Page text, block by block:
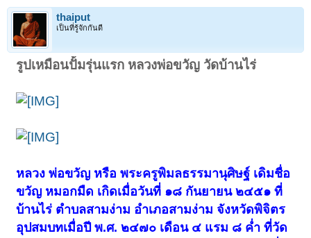
thaiput
เป็นที่รู้จักกันดี
รูปเหมือนปั้มรุ่นแรก หลวงพ่อขวัญ วัดบ้านไร่
หลวง พ่อขวัญ หรือ พระครูพิมลธรรมานุศิษฐ์ เดิมชื่อ
ขวัญ หมอกมืด เกิดเมื่อวันที่ ๑๘ กันยายน ๒๔๕๑ ที่
บ้านไร่ ตำบลสามง่าม อำเภอสามง่าม จังหวัดพิจิตร
อุปสมบทเมื่อปี พ.ศ. ๒๔๗๐ เดือน ๔ แรม ๘ ค่ำ ที่วัด